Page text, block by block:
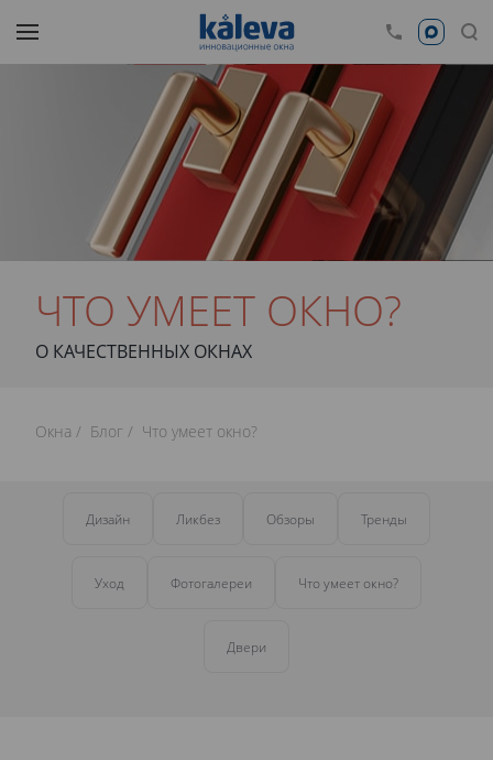
ЧТО УМЕЕТ ОКНО?
О КАЧЕСТВЕННЫХ ОКНАХ
Окна Блог Что умеет окно?
Дизайн Ликбез Обзоры Тренды
Уход Фотогалереи Что умеет окно?
Двери